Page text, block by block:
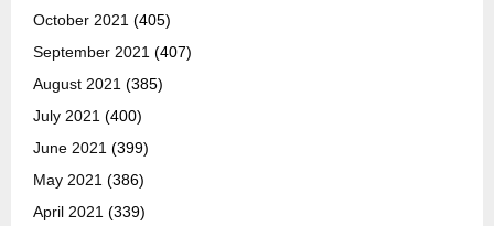
October 2021 (405)
September 2021 (407)
August 2021 (385)
July 2021 (400)
June 2021 (399)
May 2021 (386)
April 2021 (339)